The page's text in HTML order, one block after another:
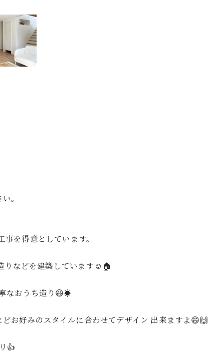
。
を得意としています。
りなどを建築しています☺️🏠
なおうち造り😆☀️
お好みのスタイルに合わせてデザイン 出来ますよ😄🙌
👍